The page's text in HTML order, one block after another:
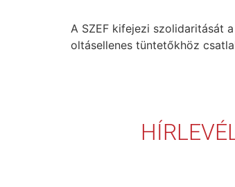
A SZEF kifejezi szolidaritását
oltásellenes tüntetőkhöz